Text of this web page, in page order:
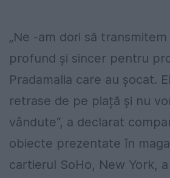
„Ne -am dori să
profund și sincer pentru
Pradamalia care au șocat.
retrase de pe piață și nu
vândute“, a declarat
obiecte prezentate în
cartierul SoHo, New York,